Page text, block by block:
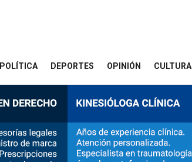
POLÍTICA DEPORTES OPINIÓN CULTURA